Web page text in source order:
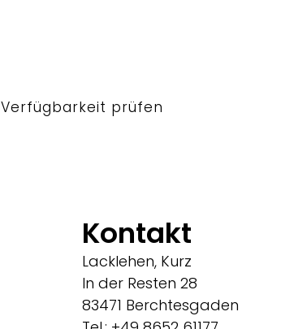
Verfügbarkeit prüfen
Kontakt
Lacklehen, Kurz
In der Resten 28
83471 Berchtesgaden